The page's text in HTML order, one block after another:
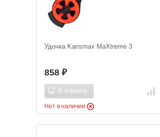
Удочка Karismax MaXtreme 3
858 ₽
В корзину
Нет в наличии